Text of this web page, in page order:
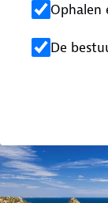
Ophalen
De